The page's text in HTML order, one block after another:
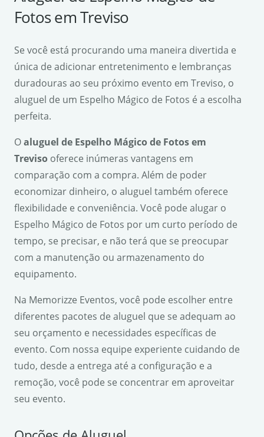
Fotos em Treviso
Se você está procurando uma maneira divertida e
única de adicionar entretenimento e lembranças
duradouras ao seu próximo evento em Treviso, o
aluguel de um Espelho Mágico de Fotos é a escolha
perfeita.
Oaluguel de Espelho Mágico de Fotos em
Treviso oferece inúmeras vantagens em
comparação com a compra. Além de poder
economizar dinheiro, o aluguel também oferece
flexibilidade e conveniência. Você pode alugar o
Espelho Mágico de Fotos por um curto período de
tempo, se precisar, e não terá que se preocupar
com a manutenção ou armazenamento do
equipamento.
Na Memorizze Eventos, você pode escolher entre
diferentes pacotes de aluguel que se adequam ao
seu orçamento e necessidades específicas de
evento. Com nossa equipe experiente cuidando de
tudo, desde a entrega até a configuração e a
remoção, você pode se concentrar em aproveitar
seu evento.